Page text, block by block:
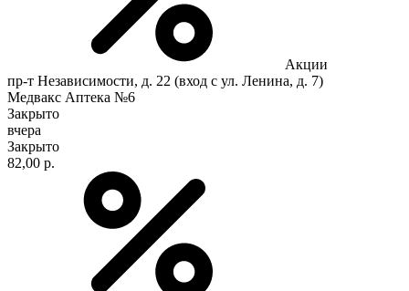
Акции
пр-т Независимости, д. 22 (вход с ул. Ленина, д. 7)
Медвакс Аптека №6
Закрыто
вчера
Закрыто
82,00 р.